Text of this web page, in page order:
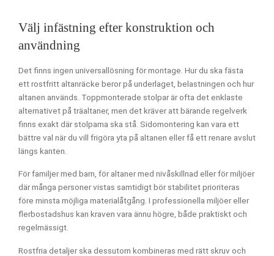
Välj infästning efter konstruktion och
användning
Det finns ingen universallösning för montage. Hur du ska fästa
ett rostfritt altanräcke beror på underlaget, belastningen och hur
altanen används. Toppmonterade stolpar är ofta det enklaste
alternativet på träaltaner, men det kräver att bärande regelverk
finns exakt där stolparna ska stå. Sidomontering kan vara ett
bättre val när du vill frigöra yta på altanen eller få ett renare avslut
längs kanten.
För familjer med barn, för altaner med nivåskillnad eller för miljöer
där många personer vistas samtidigt bör stabilitet prioriteras
före minsta möjliga materialåtgång. I professionella miljöer eller
flerbostadshus kan kraven vara ännu högre, både praktiskt och
regelmässigt.
Rostfria detaljer ska dessutom kombineras med rätt skruv och